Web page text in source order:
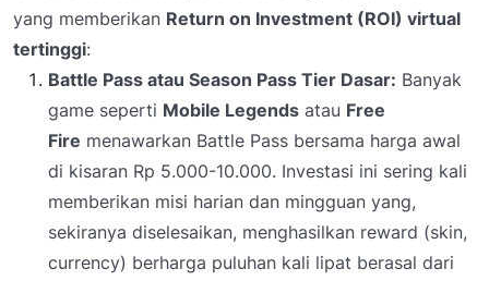
yang memberikan Return on Investment (ROI) virtual
tertinggi:
Battle Pass atau Season Pass Tier Dasar: Banyak
game seperti Mobile Legends atau Free
Fire menawarkan Battle Pass bersama harga awal
di kisaran Rp 5.000-10.000. Investasi ini sering kali
memberikan misi harian dan mingguan yang,
sekiranya diselesaikan, menghasilkan reward (skin,
currency) berharga puluhan kali lipat berasal dari